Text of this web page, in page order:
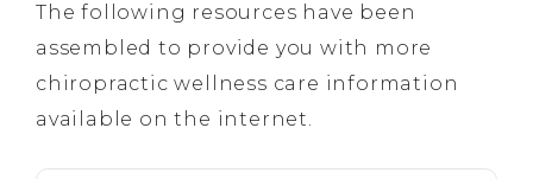
The following resources have been
assembled to provide you with more
chiropractic wellness care information
available on the internet.